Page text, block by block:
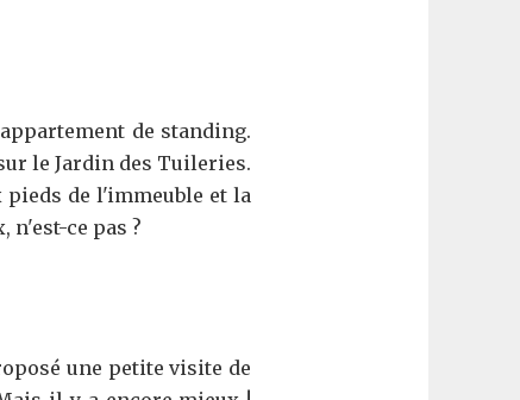
de standing.
le Jardin des Tuileries.
de l'immeuble et la
n'est-ce pas ?
une petite visite de